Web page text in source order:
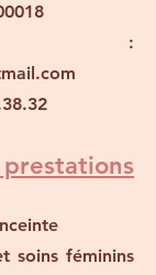
:
soins féminins